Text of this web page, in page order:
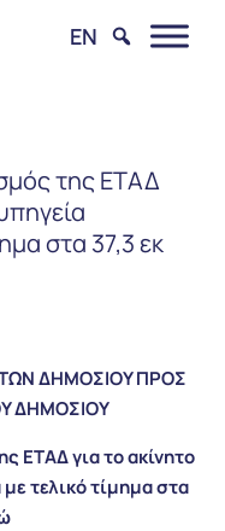
EN
της ΕΤΑΔ
στα 37,3 εκ
ΔΗΜΟΣΙΟΥ ΠΡΟΣ
ΔΗΜΟΣΙΟΥ
ΕΤΑΔ για το ακίνητο
τελικό τίμημα στα